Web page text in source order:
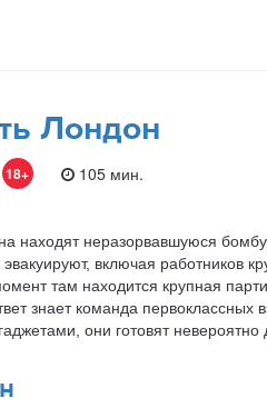
Лондон
18+ 105 мин.
находят неразорвавшуюся
включая работников
там находится крупная
знает команда
они готовят невероятно